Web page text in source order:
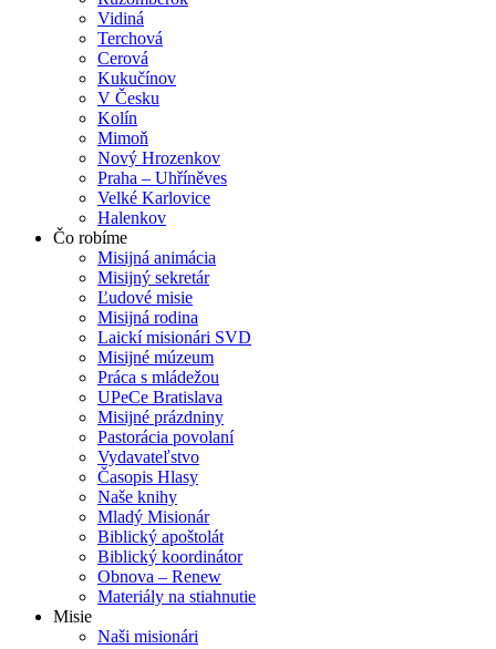
Vidiná
Terchová
Cerová
Kukučínov
V Česku
Kolín
Mimoň
Nový Hrozenkov
Praha – Uhříněves
Velké Karlovice
Halenkov
Čo robíme
Misijná animácia
Misijný sekretár
Ľudové misie
Misijná rodina
Laickí misionári SVD
Misijné múzeum
Práca s mládežou
UPeCe Bratislava
Misijné prázdniny
Pastorácia povolaní
Vydavateľstvo
Časopis Hlasy
Naše knihy
Mladý Misionár
Biblický apoštolát
Biblický koordinátor
Obnova – Renew
Materiály na stiahnutie
Misie
Naši misionári